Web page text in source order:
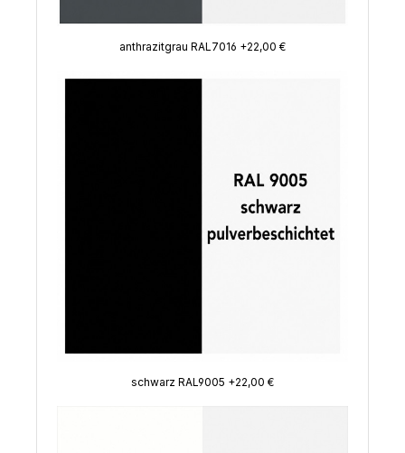
anthrazitgrau RAL7016 +22,00 €
schwarz RAL9005 +22,00 €